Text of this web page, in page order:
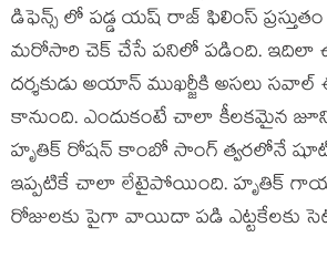
డిఫెన్స్ లో పడ్డ యష్ రాజ్ ఫిలింస్
మరోసారి చెక్ చేసే పనిలో పడింది. ఇదిలా
దర్శకుడు అయాన్ ముఖర్జీకి అసలు
కానుంది. ఎందుకంటే చాలా కీలకమైన
హృతిక్ రోషన్ కాంబో సాంగ్ త్వరలోనే
ఇప్పటికే చాలా లేటైపోయింది. హృతిక్
రోజులకు పైగా వాయిదా పడి ఎట్టకేలకు